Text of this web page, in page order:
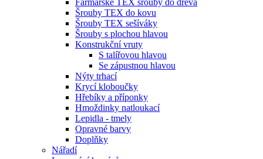
Farmářské TEX šrouby do dřeva
Šrouby TEX do kovu
Šrouby TEX sešíváky
Šrouby s plochou hlavou
Konstrukční vruty
S talířovou hlavou
Se zápustnou hlavou
Nýty trhací
Krycí kloboučky
Hřebíky a příponky
Hmoždinky natloukací
Lepidla - tmely
Opravné barvy
Doplňky
Nářadí